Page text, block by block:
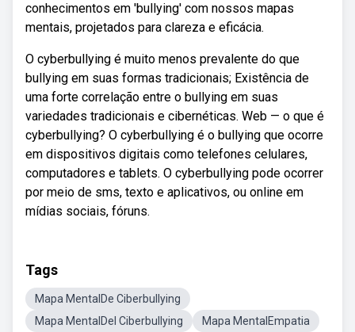
conhecimentos em 'bullying' com nossos mapas
mentais, projetados para clareza e eficácia.
O cyberbullying é muito menos prevalente do que
bullying em suas formas tradicionais; Existência de
uma forte correlação entre o bullying em suas
variedades tradicionais e cibernéticas. Web — o que é
cyberbullying? O cyberbullying é o bullying que ocorre
em dispositivos digitais como telefones celulares,
computadores e tablets. O cyberbullying pode ocorrer
por meio de sms, texto e aplicativos, ou online em
mídias sociais, fóruns.
Tags
Mapa MentalDe Ciberbullying
Mapa MentalDel Ciberbullying
Mapa MentalEmpatia